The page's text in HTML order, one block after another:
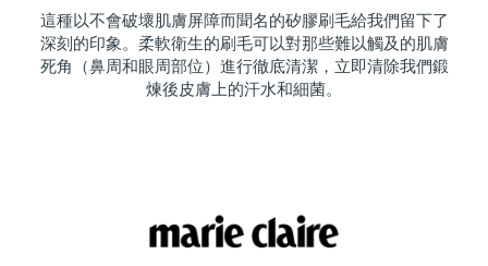
這種以不會破壞肌膚屏障而聞名的矽膠刷毛給我們留下了
深刻的印象。柔軟衛生的刷毛可以對那些難以觸及的肌膚
死角（鼻周和眼周部位）進行徹底清潔，立即清除我們鍛
煉後皮膚上的汗水和細菌。